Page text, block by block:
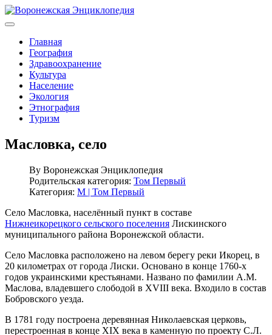
Главная
География
Здравоохранение
Культура
Население
Экология
Этнография
Туризм
Масловка, село
By Воронежская Энциклопедия
Родительская категория: Том Первый
Категория: М | Том Первый
Село Масловка, населённый пункт в составе
Нижнеикорецкого сельского поселения Лискинского
муниципального района Воронежской области.
Село Масловка расположено на левом берегу реки Икорец, в
20 километрах от города Лиски. Основано в конце 1760-х
годов украинскими крестьянами. Названо по фамилии А.М.
Маслова, владевшего слободой в XVIII века. Входило в состав
Бобровского уезда.
В 1781 году построена деревянная Николаевская церковь,
перестроенная в конце XIX века в каменную по проекту C.Л.